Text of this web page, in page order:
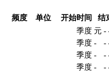
频度 单位 开始时间
结
季度 元 -
季度 - -
季度 - -
季度 - -